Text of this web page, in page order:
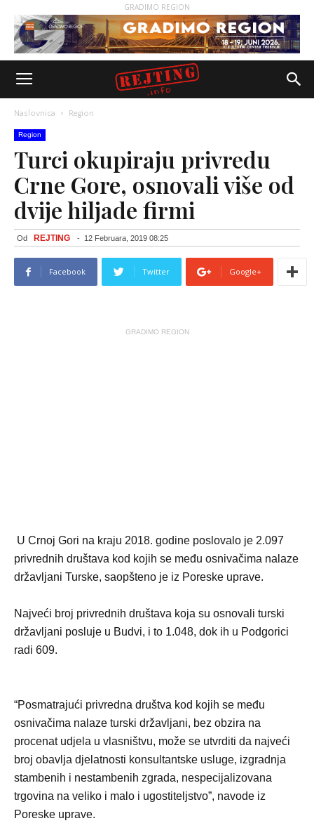
GRADIMO REGION
Naslovnica Region
Region
Turci okupiraju privredu
Crne Gore, osnovali više od
dvije hiljade firmi
Od REJTING - 12 Februara, 2019 08:25
Facebook Twitter Google+
GRADIMO REGION
U Crnoj Gori na kraju 2018. godine poslovalo je 2.097
privrednih društava kod kojih se među osnivačima nalaze
državljani Turske, saopšteno je iz Poreske uprave.
Najveći broj privrednih društava koja su osnovali turski
državljani posluje u Budvi, i to 1.048, dok ih u Podgorici
radi 609.
“Posmatrajući privredna društva kod kojih se među
osnivačima nalaze turski državljani, bez obzira na
procenat udjela u vlasništvu, može se utvrditi da najveći
broj obavlja djelatnosti konsultantske usluge, izgradnja
stambenih i nestambenih zgrada, nespecijalizovana
trgovina na veliko i malo i ugostiteljstvo”, navode iz
Poreske uprave.